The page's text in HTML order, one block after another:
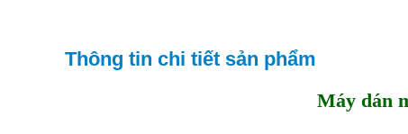
Thông tin chi tiết sản phẩm
Máy dán